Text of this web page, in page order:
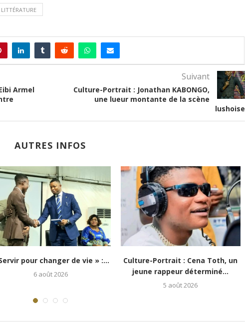
LITTÉRATURE
Armel
Suivant
Culture-Portrait : Jonathan KABONGO,
une lueur montante de la scène
lushoise
AUTRES INFOS
Congo Mboka Vibe : la
jeunesse kinoise...
Table de Yaya : Entre
responsabilités précoces et...
31 juillet 2026